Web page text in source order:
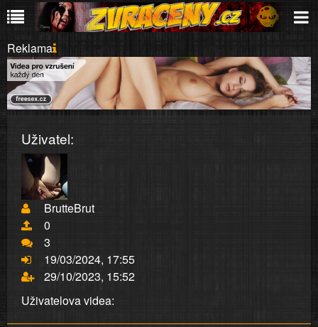
Reklama
Uživatel:
BrutteBrut
0
3
19/03/2024, 17:55
29/10/2023, 15:52
Uživatelova videa: